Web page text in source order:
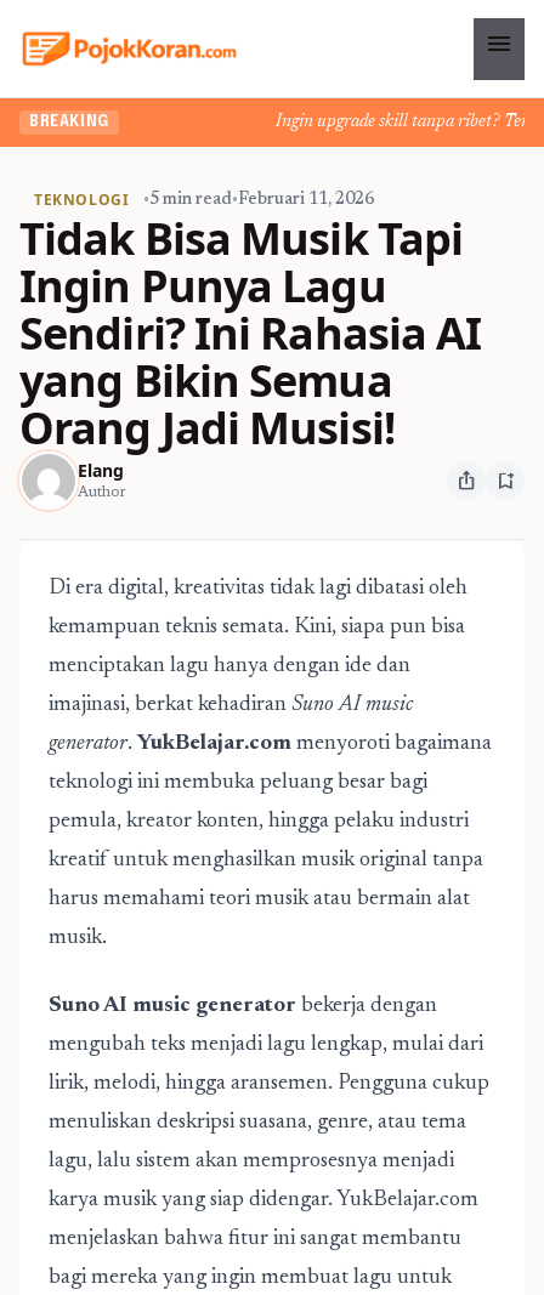
menu
BREAKING Ingin upgrade skill tanpa ribet?
TEKNOLOGI •5 min read•Februari 11, 2026
Tidak Bisa Musik Tapi
Ingin Punya Lagu
Sendiri? Ini Rahasia AI
yang Bikin Semua
Orang Jadi Musisi!
Elang
Author ios_share bookmark_add
Di era digital, kreativitas tidak lagi dibatasi oleh
kemampuan teknis semata. Kini, siapa pun bisa
menciptakan lagu hanya dengan ide dan
imajinasi, berkat kehadiran Suno AI music
generator. YukBelajar.com menyoroti bagaimana
teknologi ini membuka peluang besar bagi
pemula, kreator konten, hingga pelaku industri
kreatif untuk menghasilkan musik original tanpa
harus memahami teori musik atau bermain alat
musik.
Suno AI music generator bekerja dengan
mengubah teks menjadi lagu lengkap, mulai dari
lirik, melodi, hingga aransemen. Pengguna cukup
menuliskan deskripsi suasana, genre, atau tema
lagu, lalu sistem akan memprosesnya menjadi
karya musik yang siap didengar. YukBelajar.com
menjelaskan bahwa fitur ini sangat membantu
bagi mereka yang ingin membuat lagu untuk